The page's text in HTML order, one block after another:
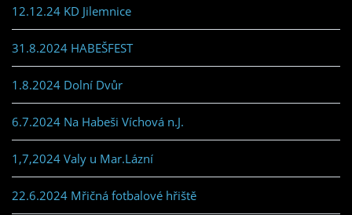
12.12.24 KD Jilemnice
31.8.2024 HABEŠFEST
1.8.2024 Dolní Dvůr
6.7.2024 Na Habeši Víchová n.J.
1,7,2024 Valy u Mar.Lázní
22.6.2024 Mřičná fotbalové hřiště